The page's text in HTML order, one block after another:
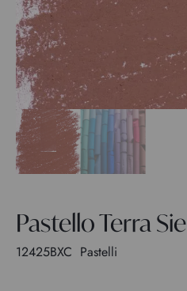
Pastello Terra
12425BXC Pastelli